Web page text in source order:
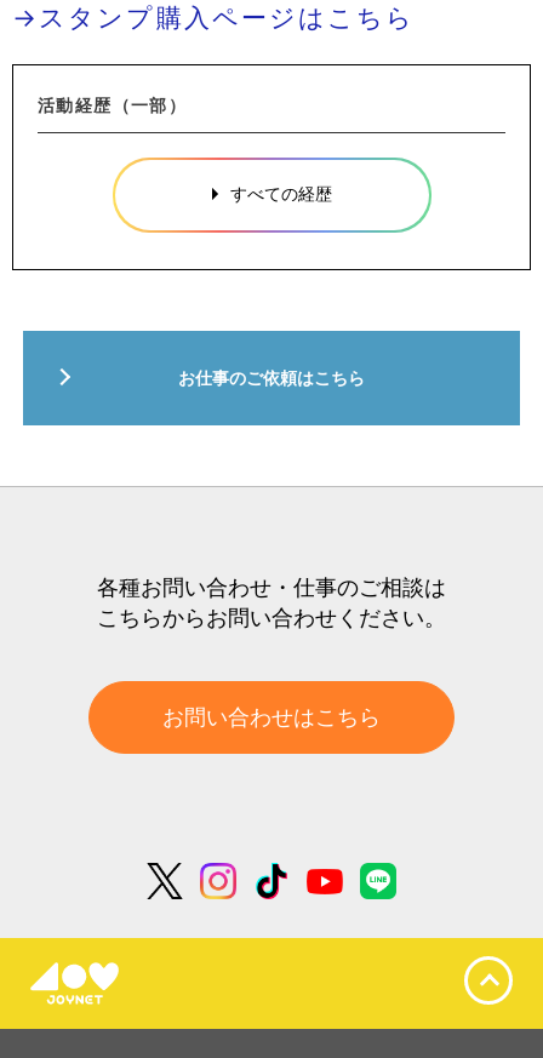
→スタンプ購入ページはこちら
活動経歴（一部）
すべての経歴
お仕事のご依頼はこちら
各種お問い合わせ・仕事のご相談は
こちらからお問い合わせください。
お問い合わせはこちら